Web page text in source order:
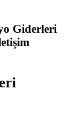
Giderleri